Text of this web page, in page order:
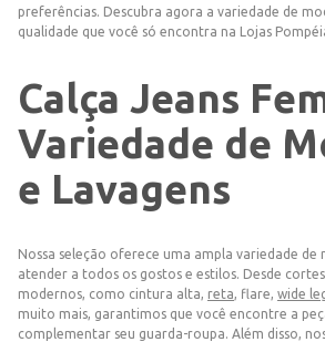
preferências. Descubra agora a variedade de
qualidade que você só encontra na Lojas
Calça Jeans
Variedade de
e Lavagens
Nossa seleção oferece uma ampla variedade de
atender a todos os gostos e estilos. Desde
modernos, como cintura alta, reta, flare, wide
muito mais, garantimos que você encontre a
complementar seu guarda-roupa. Além disso,